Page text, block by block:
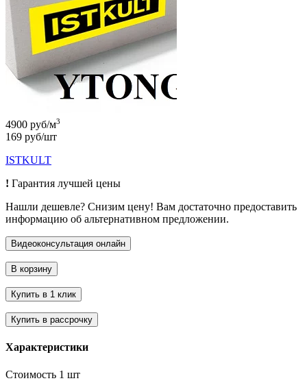
4900 руб/м3
169 руб/шт
ISTKULT
! Гарантия лучшей цены
Нашли дешевле? Снизим цену! Вам достаточно предоставить
информацию об альтернативном предложении.
Характеристики
Стоимость 1 шт